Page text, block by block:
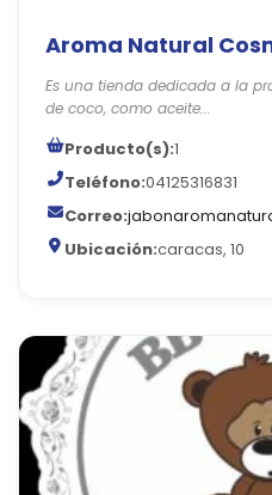
Aroma Natural
Es una tienda dedicada a la
de coco, como aceite...
Producto(s):1
Teléfono:04125316831
Correo:
Ubicación:caracas, 10